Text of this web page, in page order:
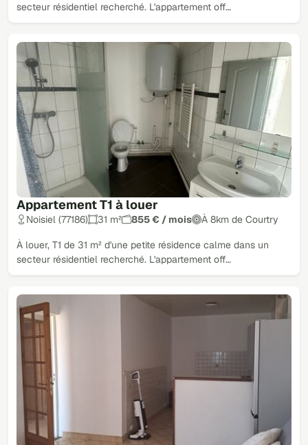
secteur résidentiel recherché. L'appartement off…
Appartement T1 à louer
Noisiel (77186) 31 m² 855 € / mois À 8km de Courtry
À louer, T1 de 31 m² d'une petite résidence calme dans un
secteur résidentiel recherché. L'appartement off…